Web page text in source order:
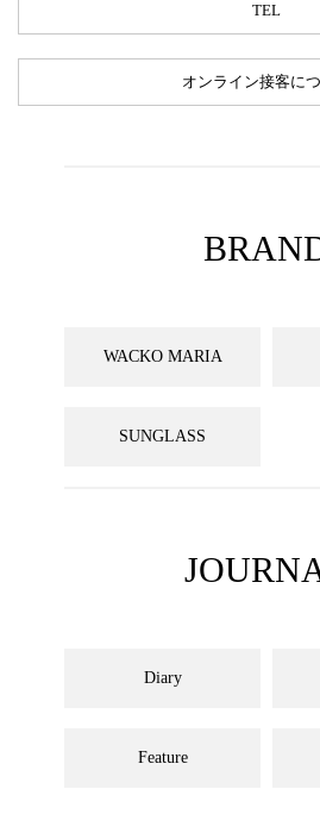
TEL
オンライン接客に
WACKO MARIA
SUNGLASS
Diary
Feature